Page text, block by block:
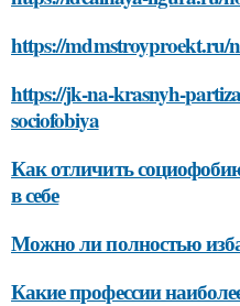
https://mdmstroyproekt.ru/
https://jk-na-krasnyh-
sociofobiya
Как отличить
в себе
Можно ли полностью
Какие профессии